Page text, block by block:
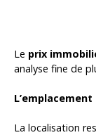
Le prix
analyse fine de
L’emplacement
La localisation